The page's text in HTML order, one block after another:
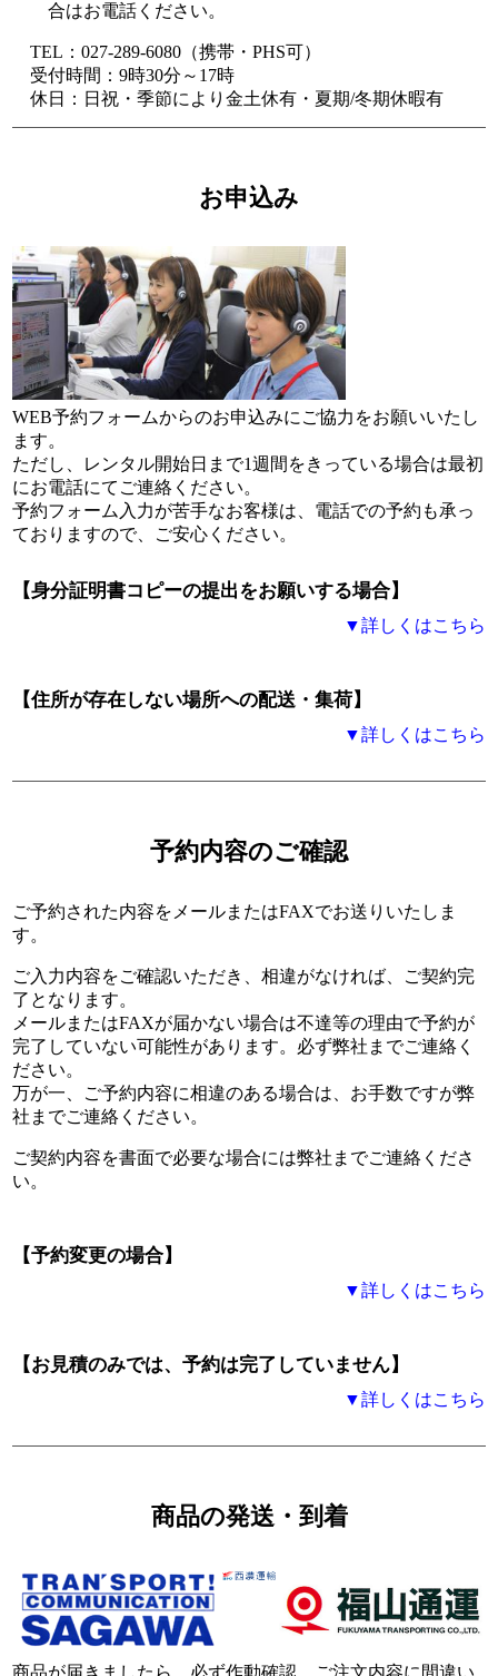
合はお電話ください。
TEL：027-289-6080（携帯・PHS可）
受付時間：9時30分～17時
休日：日祝・季節により金土休有・夏期/冬期休暇有
お申込み
WEB予約フォームからのお申込みにご協力をお願いいたし
ます。
ただし、レンタル開始日まで1週間をきっている場合は最初
にお電話にてご連絡ください。
予約フォーム入力が苦手なお客様は、電話での予約も承っ
ておりますので、ご安心ください。
【身分証明書コピーの提出をお願いする場合】
▼詳しくはこちら
【住所が存在しない場所への配送・集荷】
▼詳しくはこちら
予約内容のご確認
ご予約された内容をメールまたはFAXでお送りいたしま
す。
ご入力内容をご確認いただき、相違がなければ、ご契約完
了となります。
メールまたはFAXが届かない場合は不達等の理由で予約が
完了していない可能性があります。必ず弊社までご連絡く
ださい。
万が一、ご予約内容に相違のある場合は、お手数ですが弊
社までご連絡ください。
ご契約内容を書面で必要な場合には弊社までご連絡くださ
い。
【予約変更の場合】
▼詳しくはこちら
【お見積のみでは、予約は完了していません】
▼詳しくはこちら
商品の発送・到着
商品が届きましたら、必ず作動確認、ご注文内容に間違い